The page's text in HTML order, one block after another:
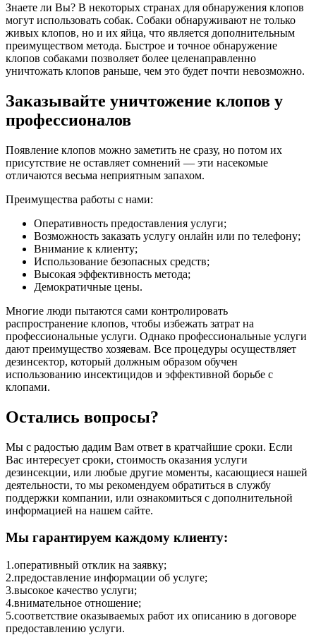
Знаете ли Вы? В некоторых странах для обнаружения клопов
могут использовать собак. Собаки обнаруживают не только
живых клопов, но и их яйца, что является дополнительным
преимуществом метода. Быстрое и точное обнаружение
клопов собаками позволяет более целенаправленно
уничтожать клопов раньше, чем это будет почти невозможно.
Заказывайте уничтожение клопов у
профессионалов
Появление клопов можно заметить не сразу, но потом их
присутствие не оставляет сомнений — эти насекомые
отличаются весьма неприятным запахом.
Преимущества работы с нами:
Оперативность предоставления услуги;
Возможность заказать услугу онлайн или по телефону;
Внимание к клиенту;
Использование безопасных средств;
Высокая эффективность метода;
Демократичные цены.
Многие люди пытаются сами контролировать
распространение клопов, чтобы избежать затрат на
профессиональные услуги. Однако профессиональные услуги
дают преимущество хозяевам. Все процедуры осуществляет
дезинсектор, который должным образом обучен
использованию инсектицидов и эффективной борьбе с
клопами.
Остались вопросы?
Мы с радостью дадим Вам ответ в кратчайшие сроки. Если
Вас интересует сроки, стоимость оказания услуги
дезинсекции, или любые другие моменты, касающиеся нашей
деятельности, то мы рекомендуем обратиться в службу
поддержки компании, или ознакомиться с дополнительной
информацией на нашем сайте.
Мы гарантируем каждому клиенту:
1.оперативный отклик на заявку;
2.предоставление информации об услуге;
3.высокое качество услуги;
4.внимательное отношение;
5.соответствие оказываемых работ их описанию в договоре
предоставлению услуги.